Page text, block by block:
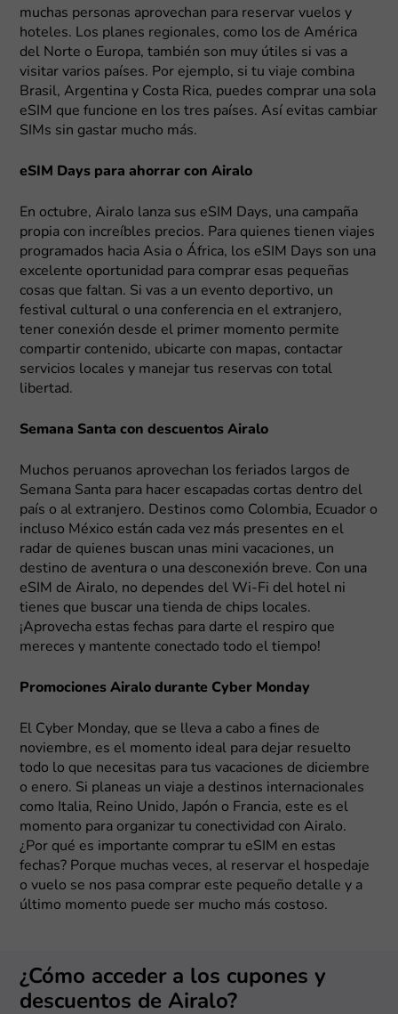
muchas personas aprovechan para reservar vuelos y
hoteles. Los planes regionales, como los de América
del Norte o Europa, también son muy útiles si vas a
visitar varios países. Por ejemplo, si tu viaje combina
Brasil, Argentina y Costa Rica, puedes comprar una sola
eSIM que funcione en los tres países. Así evitas cambiar
SIMs sin gastar mucho más.
eSIM Days para ahorrar con Airalo
En octubre, Airalo lanza sus eSIM Days, una campaña
propia con increíbles precios. Para quienes tienen viajes
programados hacia Asia o África, los eSIM Days son una
excelente oportunidad para comprar esas pequeñas
cosas que faltan. Si vas a un evento deportivo, un
festival cultural o una conferencia en el extranjero,
tener conexión desde el primer momento permite
compartir contenido, ubicarte con mapas, contactar
servicios locales y manejar tus reservas con total
libertad.
Semana Santa con descuentos Airalo
Muchos peruanos aprovechan los feriados largos de
Semana Santa para hacer escapadas cortas dentro del
país o al extranjero. Destinos como Colombia, Ecuador o
incluso México están cada vez más presentes en el
radar de quienes buscan unas mini vacaciones, un
destino de aventura o una desconexión breve. Con una
eSIM de Airalo, no dependes del Wi-Fi del hotel ni
tienes que buscar una tienda de chips locales.
¡Aprovecha estas fechas para darte el respiro que
mereces y mantente conectado todo el tiempo!
Promociones Airalo durante Cyber Monday
El Cyber Monday, que se lleva a cabo a fines de
noviembre, es el momento ideal para dejar resuelto
todo lo que necesitas para tus vacaciones de diciembre
o enero. Si planeas un viaje a destinos internacionales
como Italia, Reino Unido, Japón o Francia, este es el
momento para organizar tu conectividad con Airalo.
¿Por qué es importante comprar tu eSIM en estas
fechas? Porque muchas veces, al reservar el hospedaje
o vuelo se nos pasa comprar este pequeño detalle y a
último momento puede ser mucho más costoso.
¿Cómo acceder a los cupones y
descuentos de Airalo?